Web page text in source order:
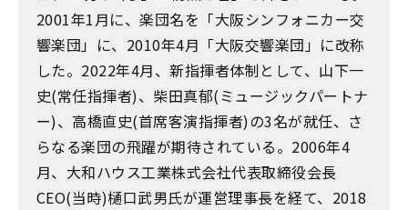
2001年1月に、楽団名を「大阪シンフォニカー交
響楽団」に、2010年4月「大阪交響楽団」に改称
した。2022年4月、新指揮者体制として、山下一
史(常任指揮者)、柴田真郁(ミュージックパートナ
ー)、高橋直史(首席客演指揮者)の3名が就任、さ
らなる楽団の飛躍が期待されている。2006年4
月、大和ハウス工業株式会社代表取締役会長
CEO(当時)樋口武男氏が運営理事長を経て、2018